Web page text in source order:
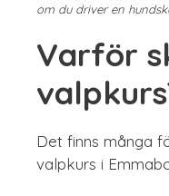
om du driver en
Varför
Det finns många
valpkurs i